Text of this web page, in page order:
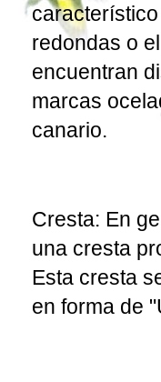
redondas o
encuentran
marcas
canario.
Cresta: En
una cresta
Esta cresta
en forma de